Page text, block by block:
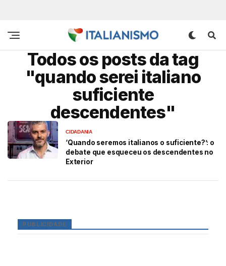
Todos os posts da tag
"quando serei italiano
suficiente
descendentes"
CIDADANIA
‘Quando seremos italianos o suficiente?’: o
debate que esqueceu os descendentes no
Exterior
PUBLICIDADE